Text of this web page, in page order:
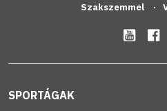
Szakszemmel
SPORTÁGAK